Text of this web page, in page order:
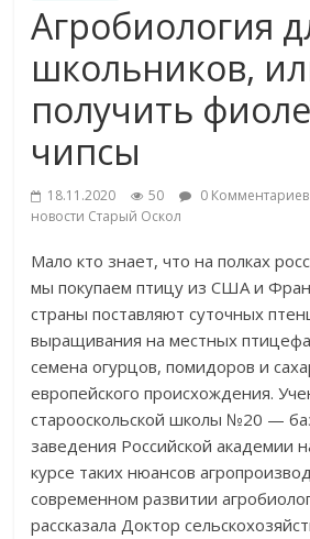
Агробиология
школьников,
получить
чипсы
18.11.2020 50 0 Комментариев
новости Старый Оскол
Мало кто знает, что на полках
мы покупаем птицу из США и
страны поставляют суточных
выращивания на местных
семена огурцов, помидоров и
европейского происхождения.
старооскольской школы №20 —
заведения Российской академии
курсе таких нюансов
современном развитии
рассказала Доктор